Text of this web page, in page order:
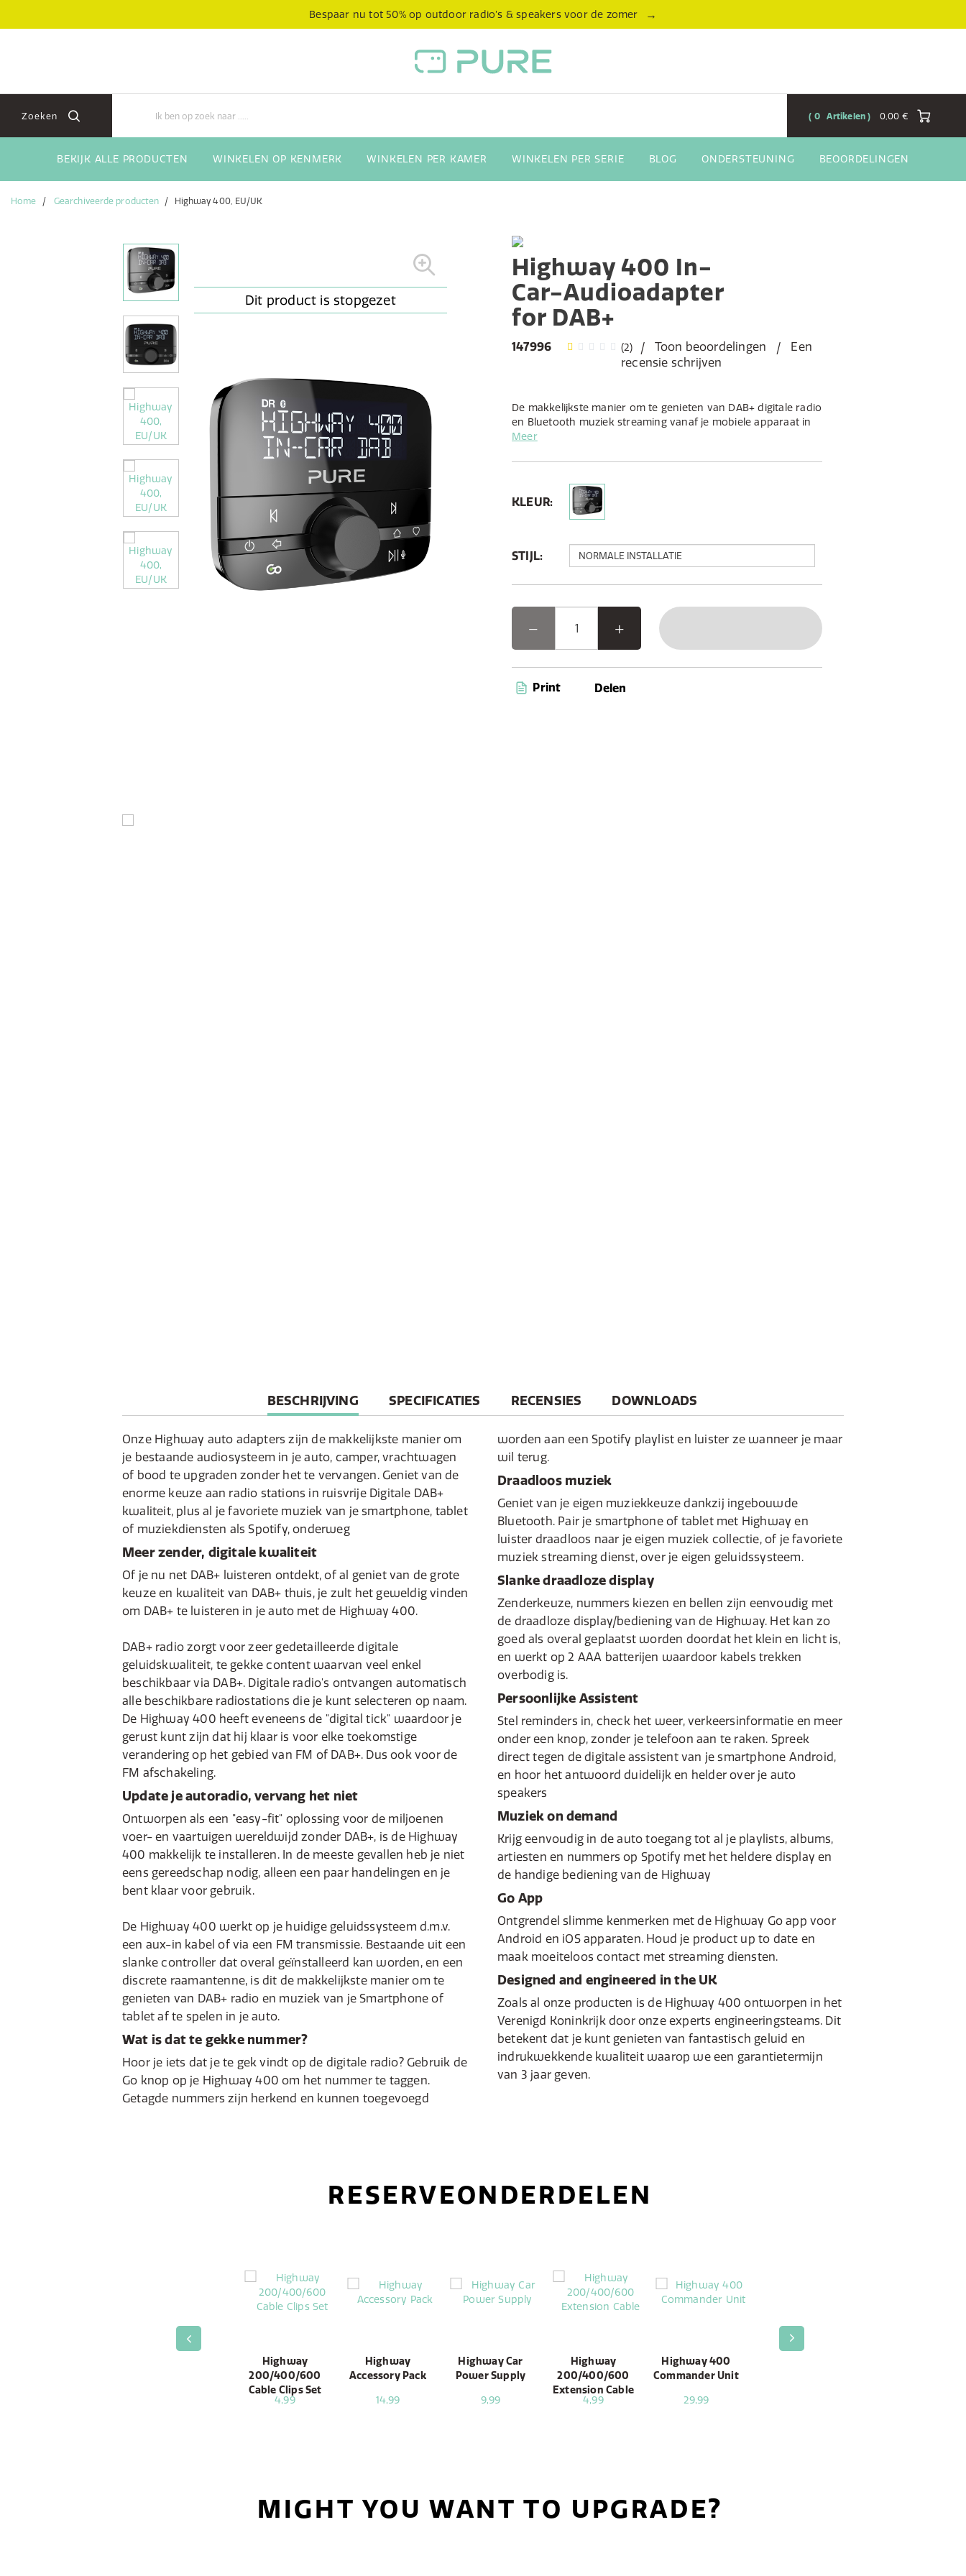
Bespaar nu tot 50% op outdoor radio’s & speakers voor de zomer →
Zoeken 0,00 €
0 Artikelen
BEKIJK ALLE PRODUCTEN WINKELEN OP KENMERK WINKELEN PER KAMER WINKELEN PER SERIE BLOG ONDERSTEUNING BEOORDELINGEN
Home Gearchiveerde producten Highway 400, EU/UK
Highway 400 In-
Car-Audioadapter
for DAB+
147996 (2) Toon beoordelingen
Een
recensie schrijven
De makkelijkste manier om te genieten van DAB+ digitale radio
en Bluetooth muziek streaming vanaf je mobiele apparaat in
je auto. Deze slimme audio adapter is eenvoudig te installeren
Meer
KLEUR:
STIJL:
Print Delen
CURRENT
TAB:
BESCHRIJVING SPECIFICATIES RECENSIES DOWNLOADS
Onze Highway auto adapters zijn de makkelijkste manier om
je bestaande audiosysteem in je auto, camper, vrachtwagen
of bood te upgraden zonder het te vervangen. Geniet van de
enorme keuze aan radio stations in ruisvrije Digitale DAB+
kwaliteit, plus al je favoriete muziek van je smartphone, tablet
of muziekdiensten als Spotify, onderweg
Meer zender, digitale kwaliteit
Of je nu net DAB+ luisteren ontdekt, of al geniet van de grote
keuze en kwaliteit van DAB+ thuis, je zult het geweldig vinden
om DAB+ te luisteren in je auto met de Highway 400.
DAB+ radio zorgt voor zeer gedetailleerde digitale
geluidskwaliteit, te gekke content waarvan veel enkel
beschikbaar via DAB+. Digitale radio's ontvangen automatisch
alle beschikbare radiostations die je kunt selecteren op naam.
De Highway 400 heeft eveneens de "digital tick" waardoor je
gerust kunt zijn dat hij klaar is voor elke toekomstige
verandering op het gebied van FM of DAB+. Dus ook voor de
FM afschakeling.
Update je autoradio, vervang het niet
Ontworpen als een "easy-fit" oplossing voor de miljoenen
voer- en vaartuigen wereldwijd zonder DAB+, is de Highway
400 makkelijk te installeren. In de meeste gevallen heb je niet
eens gereedschap nodig, alleen een paar handelingen en je
bent klaar voor gebruik.
De Highway 400 werkt op je huidige geluidssysteem d.m.v.
een aux-in kabel of via een FM transmissie. Bestaande uit een
slanke controller dat overal geïnstalleerd kan worden, en een
discrete raamantenne, is dit de makkelijkste manier om te
genieten van DAB+ radio en muziek van je Smartphone of
tablet af te spelen in je auto.
Wat is dat te gekke nummer?
Hoor je iets dat je te gek vindt op de digitale radio? Gebruik de
Go knop op je Highway 400 om het nummer te taggen.
Getagde nummers zijn herkend en kunnen toegevoegd
worden aan een Spotify playlist en luister ze wanneer je maar
wil terug.
Draadloos muziek
Geniet van je eigen muziekkeuze dankzij ingebouwde
Bluetooth. Pair je smartphone of tablet met Highway en
luister draadloos naar je eigen muziek collectie, of je favoriete
muziek streaming dienst, over je eigen geluidssysteem.
Slanke draadloze display
Zenderkeuze, nummers kiezen en bellen zijn eenvoudig met
de draadloze display/bediening van de Highway. Het kan zo
goed als overal geplaatst worden doordat het klein en licht is,
en werkt op 2 AAA batterijen waardoor kabels trekken
overbodig is.
Persoonlijke Assistent
Stel reminders in, check het weer, verkeersinformatie en meer
onder een knop, zonder je telefoon aan te raken. Spreek
direct tegen de digitale assistent van je smartphone Android,
en hoor het antwoord duidelijk en helder over je auto
speakers
Muziek on demand
Krijg eenvoudig in de auto toegang tot al je playlists, albums,
artiesten en nummers op Spotify met het heldere display en
de handige bediening van de Highway
Go App
Ontgrendel slimme kenmerken met de Highway Go app voor
Android en iOS apparaten. Houd je product up to date en
maak moeiteloos contact met streaming diensten.
Designed and engineered in the UK
Zoals al onze producten is de Highway 400 ontworpen in het
Verenigd Koninkrijk door onze experts engineeringsteams. Dit
betekent dat je kunt genieten van fantastisch geluid en
indrukwekkende kwaliteit waarop we een garantietermijn
van 3 jaar geven.
RESERVEONDERDELEN
Highway
200/400/600
Cable Clips Set
4,99
Highway
Accessory Pack
14,99
Highway Car
Power Supply
9,99
Highway
200/400/600
Extension Cable
4,99
Highway 400
Commander Unit
29,99
MIGHT YOU WANT TO UPGRADE?